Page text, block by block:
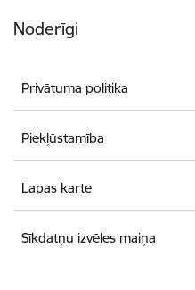
Noderīgi
Privātuma politika
Piekļūstamība
Lapas karte
Sīkdatņu izvēles maiņa